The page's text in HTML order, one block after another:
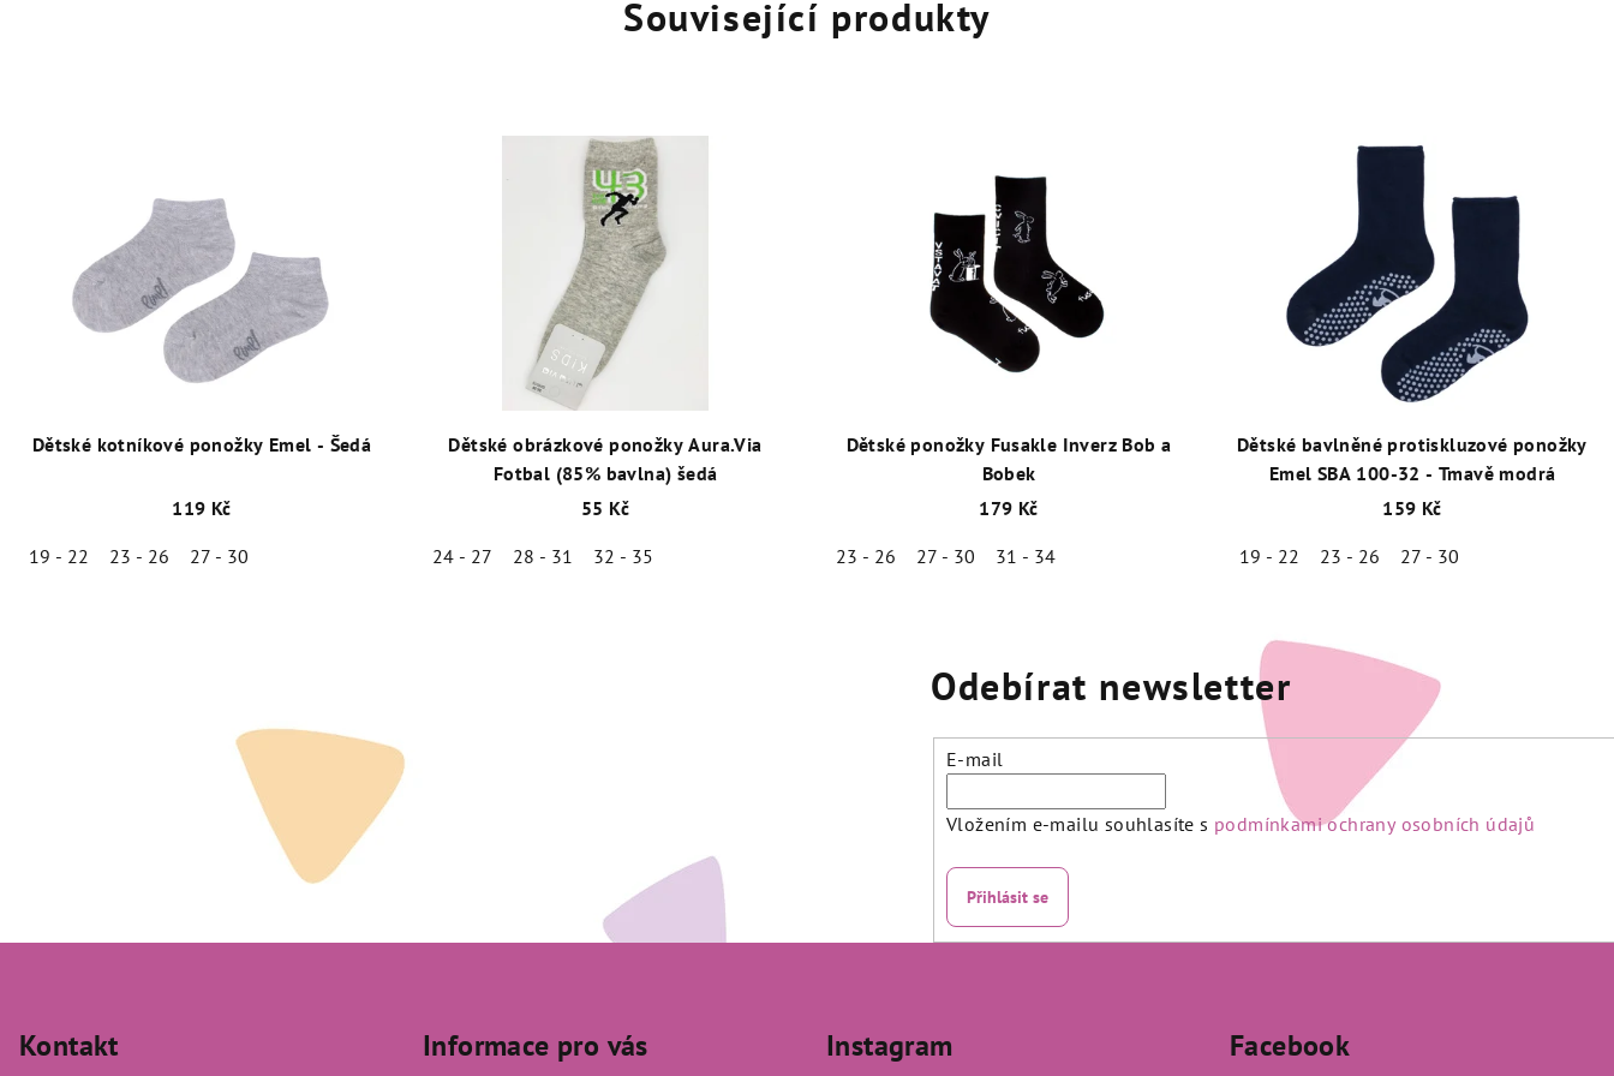
Související produkty
Dětské kotníkové ponožky Emel - Šedá
119 Kč
19 - 22
23 - 26 27 - 30
Dětské obrázkové ponožky Aura.Via
Fotbal (85% bavlna) šedá
55 Kč
24 - 27
28 - 31 32 - 35
Dětské ponožky Fusakle Inverz Bob a
Bobek
179 Kč
23 - 26
27 - 30 31 - 34
Dětské bavlněné protiskluzové ponožky
Emel SBA 100-32 - Tmavě modrá
159 Kč
19 - 22
23 - 26 27 - 30
Odebírat newsletter
E-mail
Vložením e-mailu souhlasíte s podmínkami ochrany osobních údajů
Přihlásit se
pKontakt Informace pro vás Instagram Facebook